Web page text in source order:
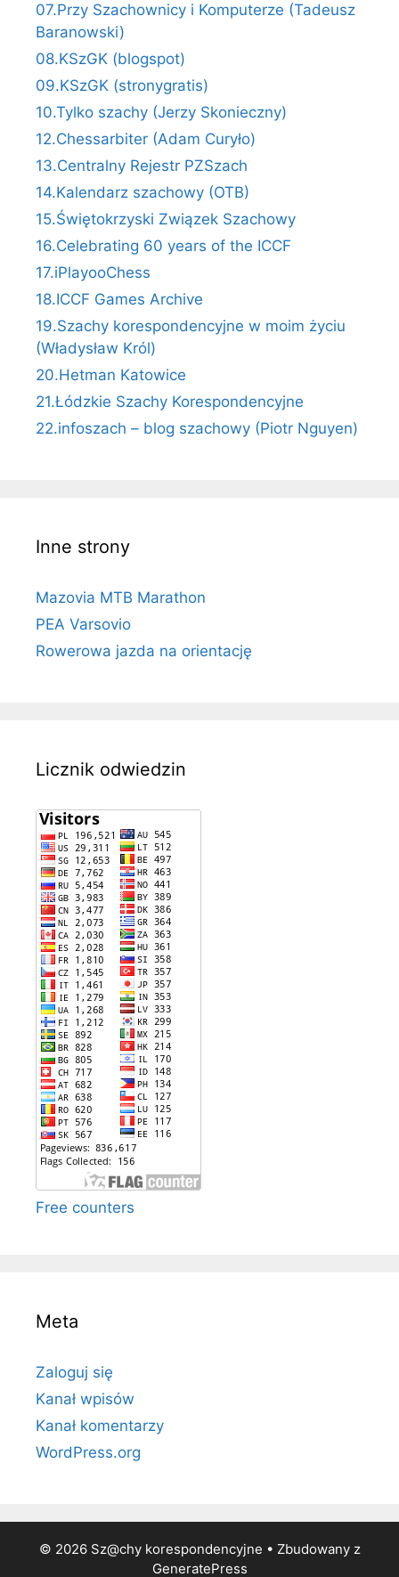
07.Przy Szachownicy i Komputerze (Tadeusz
Baranowski)
08.KSzGK (blogspot)
09.KSzGK (stronygratis)
10.Tylko szachy (Jerzy Skonieczny)
12.Chessarbiter (Adam Curyło)
13.Centralny Rejestr PZSzach
14.Kalendarz szachowy (OTB)
15.Świętokrzyski Związek Szachowy
16.Celebrating 60 years of the ICCF
17.iPlayooChess
18.ICCF Games Archive
19.Szachy korespondencyjne w moim życiu
(Władysław Król)
20.Hetman Katowice
21.Łódzkie Szachy Korespondencyjne
22.infoszach – blog szachowy (Piotr Nguyen)
Inne strony
Mazovia MTB Marathon
PEA Varsovio
Rowerowa jazda na orientację
Licznik odwiedzin
Free counters
Meta
Zaloguj się
Kanał wpisów
Kanał komentarzy
WordPress.org
© 2026 Sz@chy korespondencyjne • Zbudowany z
GeneratePress